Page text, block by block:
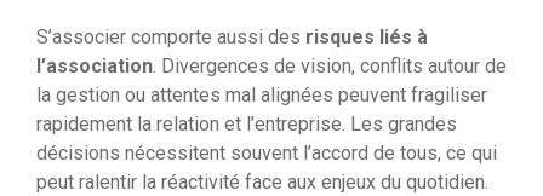
S’associer comporte aussi des risques liés à
l’association . Divergences de vision, conflits autour de
la gestion ou attentes mal alignées peuvent fragiliser
rapidement la relation et l’entreprise. Les grandes
décisions nécessitent souvent l’accord de tous, ce qui
peut ralentir la réactivité face aux enjeux du quotidien.